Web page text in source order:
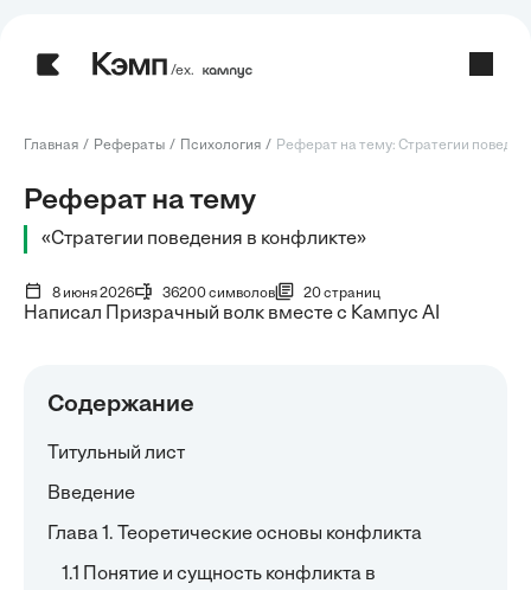
/ех.
Главная Рефераты Психология Реферат на тему: Стратегии
Реферат на тему
«Стратегии поведения в конфликте»
8 июня 2026 36200 символов 20 страниц
Написал Призрачный волк вместе с Кампус AI
Содержание
Титульный лист
Введение
Глава 1. Теоретические основы конфликта
1.1 Понятие и сущность конфликта в